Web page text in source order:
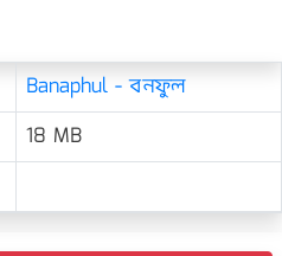
Banaphul - বনফুল
18 MB